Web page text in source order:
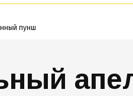
пунш